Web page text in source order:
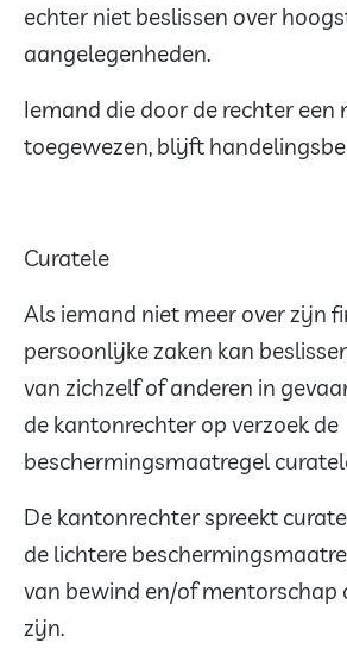
echter niet beslissen over
aangelegenheden.
Iemand die door de rechter
toegewezen, blijft
Curatele
Als iemand niet meer over zijn
persoonlijke zaken kan
van zichzelf of anderen in
de kantonrechter op verzoek de
beschermingsmaatregel
De kantonrechter spreekt
de lichtere
van bewind en/of mentorschap
zijn.